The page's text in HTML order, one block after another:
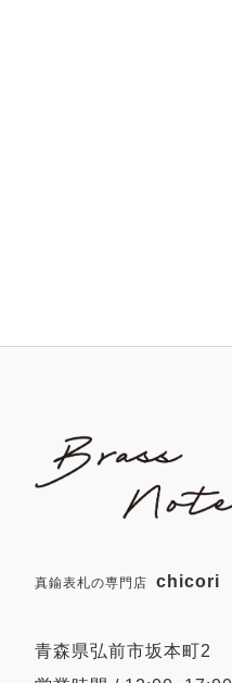
真鍮表札の専門店 chicori
青森県弘前市坂本町2